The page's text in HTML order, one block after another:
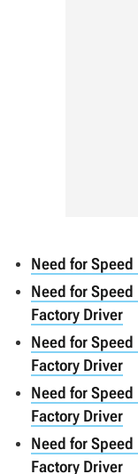
Need for
Need for
Factory Driver
Need for
Factory Driver
Need for
Factory Driver
Need for
Factory Driver